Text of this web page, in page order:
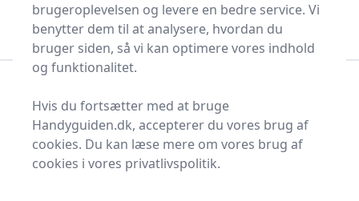
Søg nu
Søg nu
Monteringslim
Bedste monteringslime
- top 8 valg
brugeroplevelsen og levere en bedre service. Vi
benytter dem til at analysere, hvordan du
bruger siden, så vi kan optimere vores indhold
og funktionalitet.
Hvis du fortsætter med at bruge
Handyguiden.dk, accepterer du vores brug af
cookies. Du kan læse mere om vores brug af
cookies i vores privatlivspolitik.